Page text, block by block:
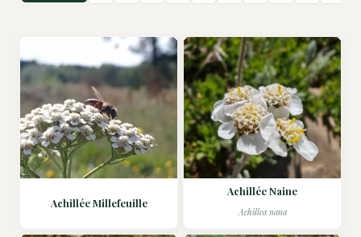
Achillée Millefeuille
Achillée Naine
Achillea nana